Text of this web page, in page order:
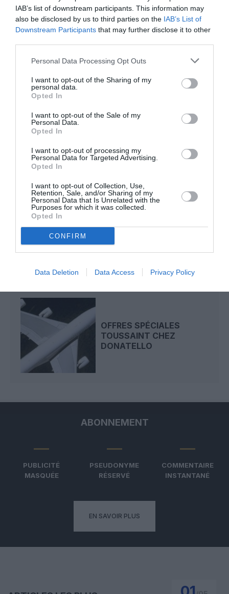
IAB’s list of downstream participants. This information may
also be disclosed by us to third parties on the IAB’s List of
Downstream Participants that may further disclose it to other
Personal Data Processing Opt Outs
I want to opt-out of the Sharing of my
personal data.
Opted In
I want to opt-out of the Sale of my
Personal Data.
Opted In
I want to opt-out of processing my
Personal Data for Targeted Advertising.
Opted In
I want to opt-out of Collection, Use,
Retention, Sale, and/or Sharing of my
Personal Data that Is Unrelated with the
Purposes for which it was collected.
Opted In
CONFIRM
Data Deletion Data Access Privacy Policy
aérien vers l’Amérique latine
LIRE AUSSI
DONATELLO
LES OFFRES «
OFFRES SPÉCIALES
TOUSSAINT CHEZ
DONATELLO
ABONNEMENT
PUBLICITÉ
MASQUÉE
PSEUDONYME
RÉSERVÉ
COMMENTAIRE
INSTANTANÉ
EN SAVOIR PLUS